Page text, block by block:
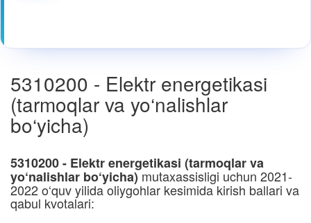
5310200 - Elektr energetikasi
(tarmoqlar va yo‘nalishlar
bo‘yicha)
5310200 - Elektr energetikasi (tarmoqlar va
yo‘nalishlar bo‘yicha)mutaxassisligi uchun 2021-
2022 o‘quv yilida oliygohlar kesimida kirish ballari va
qabul kvotalari: